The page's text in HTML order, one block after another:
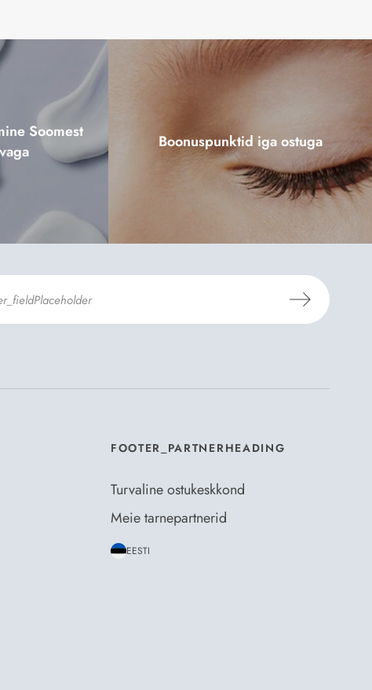
Soomest
Boonuspunktid iga ostuga
FOOTER_PARTNERHEADING
Turvaline ostukeskkond
Meie tarnepartnerid
EESTI